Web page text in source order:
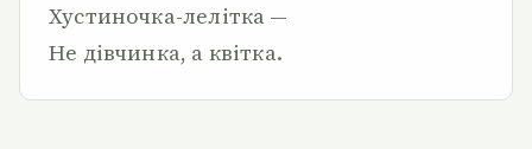
Хустиночка-лелітка —
Не дівчинка, а квітка.